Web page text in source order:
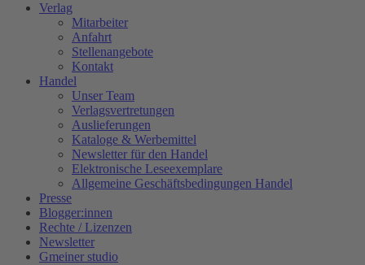
Verlag
Mitarbeiter
Anfahrt
Stellenangebote
Kontakt
Handel
Unser Team
Verlagsvertretungen
Auslieferungen
Kataloge & Werbemittel
Newsletter für den Handel
Elektronische Leseexemplare
Allgemeine Geschäftsbedingungen Handel
Presse
Blogger:innen
Rechte / Lizenzen
Newsletter
Gmeiner studio